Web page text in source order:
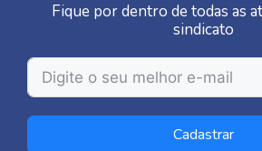
Fique por dentro de todas as
sindicato
Cadastrar